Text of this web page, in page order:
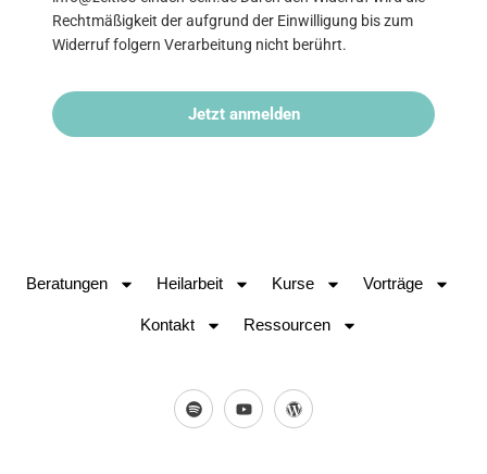
Rechtmäßigkeit der aufgrund der Einwilligung bis zum
Widerruf folgern Verarbeitung nicht berührt.
Jetzt anmelden
Beratungen Heilarbeit Kurse Vorträge
Kontakt Ressourcen